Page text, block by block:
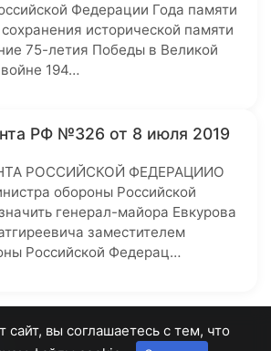
Федерации Года памяти
исторической памяти
75-летия Победы в Великой
194…
РФ №326 от 8 июля 2019
РОССИЙСКОЙ ФЕДЕРАЦИИО
обороны Российской
генерал-майора Евкурова
заместителем
Российской Федерац…
сайт, вы соглашаетесь с тем, что